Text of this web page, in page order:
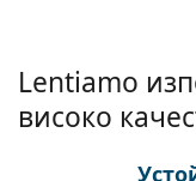
Lentiamo
високо